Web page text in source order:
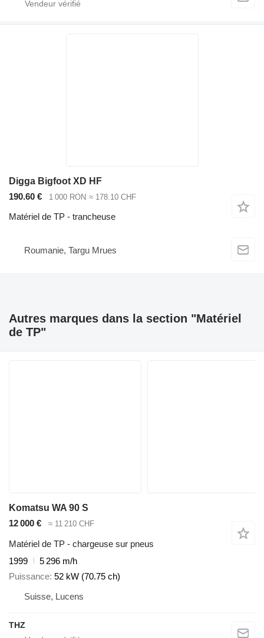
Digga Bigfoot XD HF
190.60 €
1 000 RON ≈ 178.10 CHF
Matériel de TP - trancheuse
Roumanie, Targu Mrues
Autres marques dans la section "Matériel
de TP"
Komatsu WA 90 S
12 000 €
≈ 11 210 CHF
Matériel de TP - chargeuse sur pneus
1999
5 296 m/h
Puissance 52 kW (70.75 ch)
Suisse, Lucens
THZ